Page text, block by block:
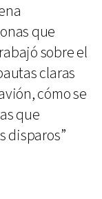
que
sobre el
claras
cómo se
que
disparos”